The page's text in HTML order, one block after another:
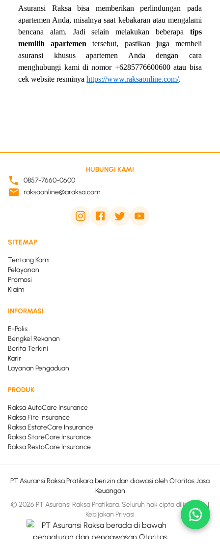
Asuransi Raksa bisa memberikan perlindungan pada
apartemen Anda, misalnya saat kebakaran atau mengalami
bencana alam. Jadi selain melakukan beberapa tips
memilih apartementersebut, pastikan juga membeli
asuransi khusus apartemen Anda dengan cara
menghubungi kami di nomor +6285776600600 atau bisa
cek website resminyahttps://www.raksaonline.com/.
HUBUNGI KAMI
0857-7660-0600
raksaonline@araksa.com
SITEMAP
Tentang Kami
Pelayanan
Promosi
Klaim
INFORMASI
E-Polis
Bengkel Rekanan
Berita Terkini
Karir
Layanan Pengaduan
PRODUK
Raksa AutoCare Insurance
Raksa Fire Insurance
Raksa EstateCare Insurance
Raksa StoreCare Insurance
Raksa RestoCare Insurance
PT Asuransi Raksa Pratikara berizin dan diawasi oleh Otoritas Jasa
Keuangan
© 2026 PT Asuransi Raksa Pratikara. Seluruh hak cipta dilindungi.|
Kebijakan Privasi